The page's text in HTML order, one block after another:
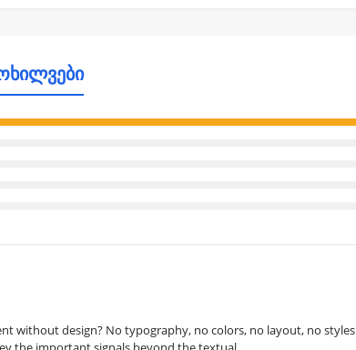
without design? No typography, no colors, no layout, no styles